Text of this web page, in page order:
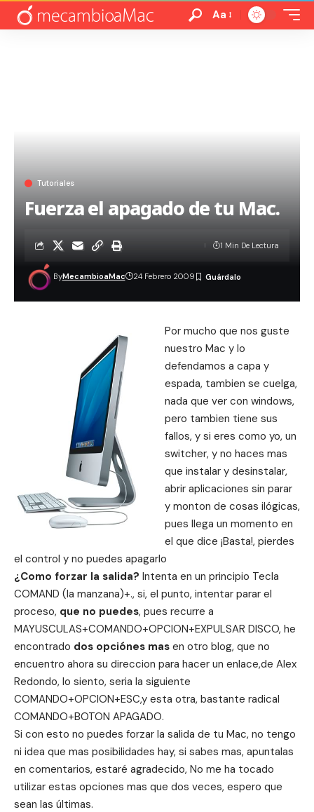
Aa
Tutoriales
Fuerza el apagado de tu Mac.
ByMecambioaMac 24 Febrero 2009
1 Min De Lectura
Por mucho que nos guste
nuestro Mac y lo
defendamos a capa y
espada, tambien se cuelga,
nada que ver con windows,
pero tambien tiene sus
fallos, y si eres como yo, un
switcher, y no haces mas
que instalar y desinstalar,
abrir aplicaciones sin parar
y monton de cosas ilógicas,
pues llega un momento en
el que dice ¡Basta!, pierdes
el control y no puedes apagarlo
¿Como forzar la salida? Intenta en un principio Tecla
COMAND (la manzana)+., si, el punto, intentar parar el
proceso, que no puedes, pues recurre a
MAYUSCULAS+COMANDO+OPCION+EXPULSAR DISCO, he
encontrado dos opciónes mas en otro blog, que no
encuentro ahora su direccion para hacer un enlace,de Alex
Redondo, lo siento, seria la siguiente
COMANDO+OPCION+ESC,y esta otra, bastante radical
COMANDO+BOTON APAGADO.
Si con esto no puedes forzar la salida de tu Mac, no tengo
ni idea que mas posibilidades hay, si sabes mas, apuntalas
en comentarios, estaré agradecido, No me ha tocado
utilizar estas opciones mas que dos veces, espero que
sean las últimas.